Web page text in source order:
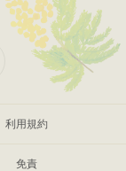
利用規約
免責